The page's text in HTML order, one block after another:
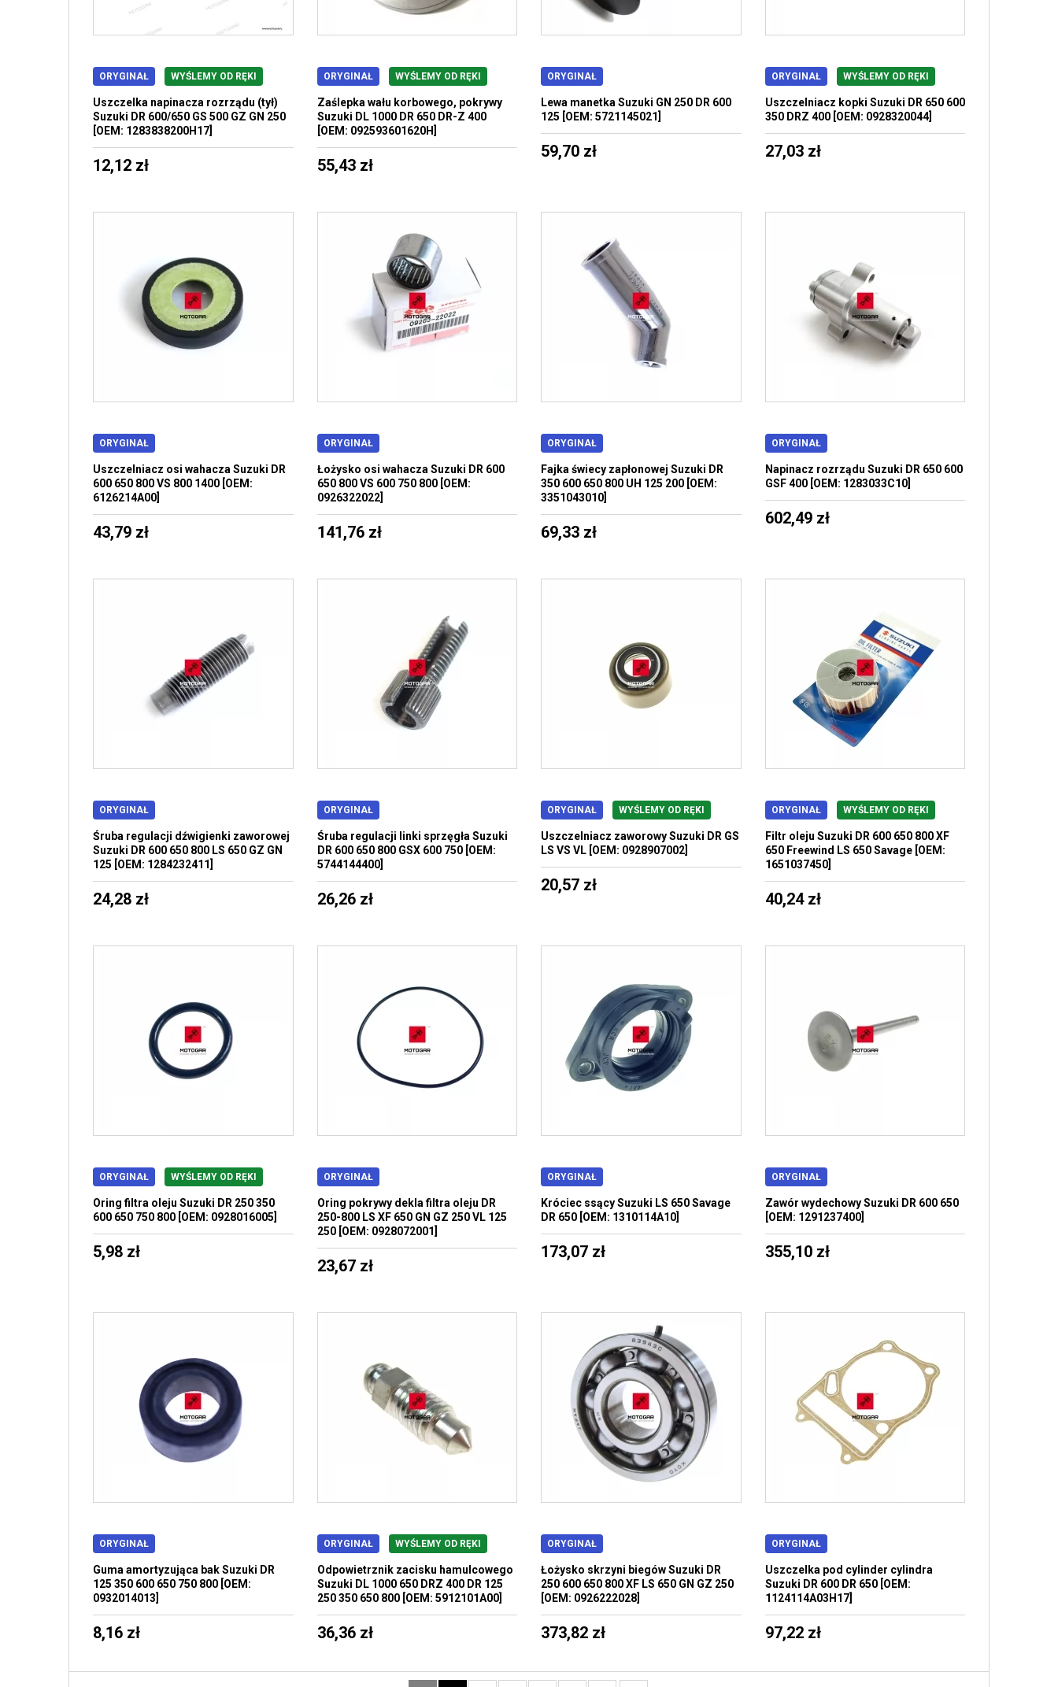
ORYGINAŁ WYŚLEMY OD RĘKI
Uszczelka napinacza rozrządu (tył)
Suzuki DR 600/650 GS 500 GZ GN 250
[OEM: 1283838200H17]
12,12 zł
ORYGINAŁ WYŚLEMY OD RĘKI
Zaślepka wału korbowego, pokrywy
Suzuki DL 1000 DR 650 DR-Z 400
[OEM: 092593601620H]
55,43 zł
ORYGINAŁ
Lewa manetka Suzuki GN 250 DR 600
125 [OEM: 5721145021]
59,70 zł
ORYGINAŁ WYŚLEMY OD RĘKI
Uszczelniacz kopki Suzuki DR 650 600
350 DRZ 400 [OEM: 0928320044]
27,03 zł
ORYGINAŁ
Uszczelniacz osi wahacza Suzuki DR
600 650 800 VS 800 1400 [OEM:
6126214A00]
43,79 zł
ORYGINAŁ
Łożysko osi wahacza Suzuki DR 600
650 800 VS 600 750 800 [OEM:
0926322022]
141,76 zł
ORYGINAŁ
Fajka świecy zapłonowej Suzuki DR
350 600 650 800 UH 125 200 [OEM:
3351043010]
69,33 zł
ORYGINAŁ
Napinacz rozrządu Suzuki DR 650 600
GSF 400 [OEM: 1283033C10]
602,49 zł
ORYGINAŁ
Śruba regulacji dźwigienki zaworowej
Suzuki DR 600 650 800 LS 650 GZ GN
125 [OEM: 1284232411]
24,28 zł
ORYGINAŁ
Śruba regulacji linki sprzęgła Suzuki
DR 600 650 800 GSX 600 750 [OEM:
5744144400]
26,26 zł
ORYGINAŁ WYŚLEMY OD RĘKI
Uszczelniacz zaworowy Suzuki DR GS
LS VS VL [OEM: 0928907002]
20,57 zł
ORYGINAŁ WYŚLEMY OD RĘKI
Filtr oleju Suzuki DR 600 650 800 XF
650 Freewind LS 650 Savage [OEM:
1651037450]
40,24 zł
ORYGINAŁ WYŚLEMY OD RĘKI
Oring filtra oleju Suzuki DR 250 350
600 650 750 800 [OEM: 0928016005]
5,98 zł
ORYGINAŁ
Oring pokrywy dekla filtra oleju DR
250-800 LS XF 650 GN GZ 250 VL 125
250 [OEM: 0928072001]
23,67 zł
ORYGINAŁ
Króciec ssący Suzuki LS 650 Savage
DR 650 [OEM: 1310114A10]
173,07 zł
ORYGINAŁ
Zawór wydechowy Suzuki DR 600 650
[OEM: 1291237400]
355,10 zł
ORYGINAŁ
Guma amortyzująca bak Suzuki DR
125 350 600 650 750 800 [OEM:
0932014013]
8,16 zł
ORYGINAŁ WYŚLEMY OD RĘKI
Odpowietrznik zacisku hamulcowego
Suzuki DL 1000 650 DRZ 400 DR 125
250 350 650 800 [OEM: 5912101A00]
36,36 zł
ORYGINAŁ
Łożysko skrzyni biegów Suzuki DR
250 600 650 800 XF LS 650 GN GZ 250
[OEM: 0926222028]
373,82 zł
ORYGINAŁ
Uszczelka pod cylinder cylindra
Suzuki DR 600 DR 650 [OEM:
1124114A03H17]
97,22 zł